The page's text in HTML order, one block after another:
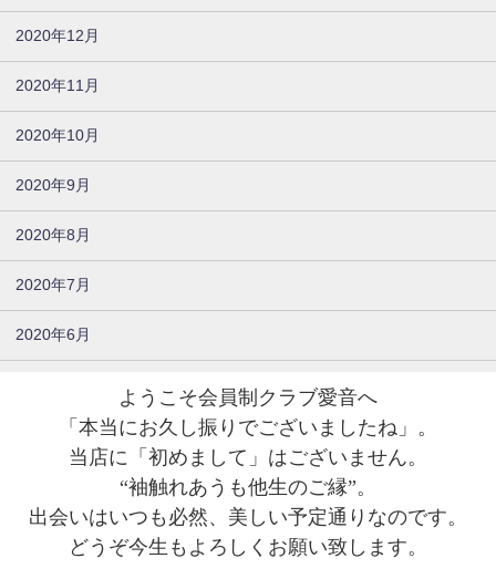
2020年12月
2020年11月
2020年10月
2020年9月
2020年8月
2020年7月
2020年6月
ようこそ会員制クラブ愛音へ
「本当にお久し振りでございましたね」。
当店に「初めまして」はございません。
“袖触れあうも他生のご縁”。
出会いはいつも必然、美しい予定通りなのです。
どうぞ今生もよろしくお願い致します。